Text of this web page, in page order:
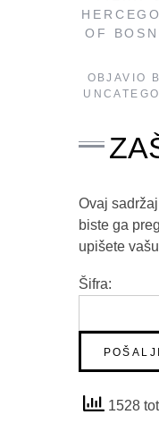
OF
OBJAVIO
Ovaj
biste ga
upišete
Šifra:
1528